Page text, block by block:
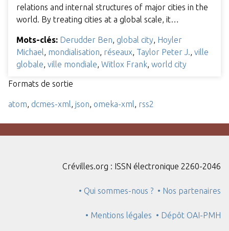
relations and internal structures of major cities in the
world. By treating cities at a global scale, it…
Mots-clés: Derudder Ben global city Hoyler
Michael
mondialisation réseaux Taylor Peter J.
ville
globale ville mondiale Witlox Frank world city
Formats de sortie
atom dcmes-xml json omeka-xml rss2
Crévilles.org : ISSN électronique 2260-2046
• Qui sommes-nous ? • Nos partenaires
• Mentions légales • Dépôt OAI-PMH